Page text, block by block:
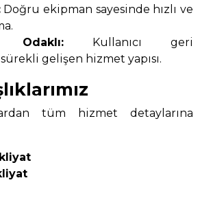
Doğru ekipman sayesinde hızlı ve
Odaklı: Kullanıcı geri
gelişen hizmet yapısı.
tüm hizmet detaylarına